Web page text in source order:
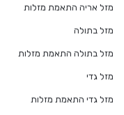
מזל אריה התאמת מזלות
מזל בתולה
מזל בתולה התאמת מזלות
מזל גדי
מזל גדי התאמת מזלות